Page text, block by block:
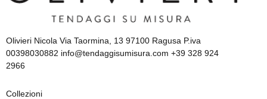
Olivieri Nicola Via Taormina, 13 97100 Ragusa P.iva
00398030882 info@tendaggisumisura.com +39 328 924
2966
Collezioni